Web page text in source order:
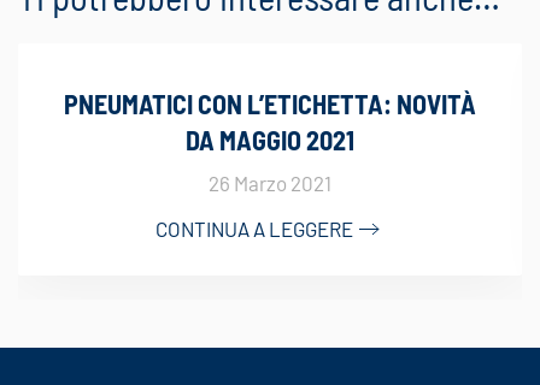
PNEUMATICI CON L’ETICHETTA: NOVITÀ
DA MAGGIO 2021
26 Marzo 2021
CONTINUA A LEGGERE